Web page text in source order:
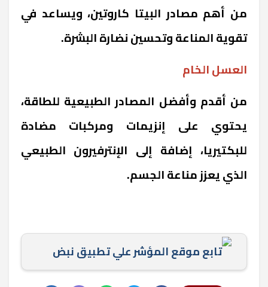
من أهم مصادر البيتا كاروتين، ويساعد في
تقوية المناعة وتحسين نضارة البشرة.
العسل الخام
من أقدم وأفضل المصادر الطبيعية للطاقة،
يحتوي على إنزيمات ومركبات مضادة
للبكتيريا، إضافة إلى الإنترفيرون الطبيعي
الذي يعزز مناعة الجسم.
تابع موقع المؤشر علي تطبيق نبض